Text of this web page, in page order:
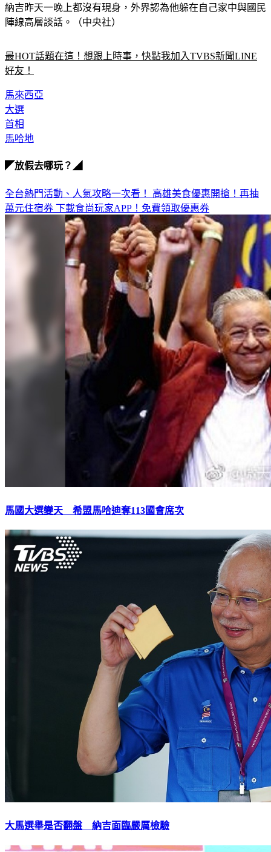
納吉昨天一晚上都沒有現身，外界認為他躲在自己家中與國民
陣線高層談話。（中央社）
最HOT話題在這！想跟上時事，快點我加入TVBS新聞LINE
好友！
馬來西亞
大選
首相
馬哈地
◤放假去哪玩？◢
全台熱門活動、人氣攻略一次看！ 高雄美食優惠開搶！再抽
萬元住宿券 下載食尚玩家APP！免費領取優惠券
馬國大選變天 希盟馬哈迪奪113國會席次
大馬選舉是否翻盤 納吉面臨嚴厲檢驗